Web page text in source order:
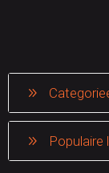
Populaire